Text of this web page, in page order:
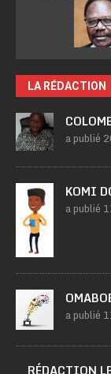
LA RÉDACTION
a publié
KOMI
a publié
a publié
RÉDACTION